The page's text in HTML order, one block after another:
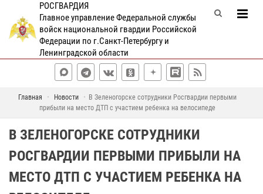
РОСГВАРДИЯ
Главное управление Федеральной службы
войск национальной гвардии Российской
Федерации по г.Санкт-Петербургу и
Ленинградской области
Главная Новости
В Зеленогорске сотрудники Росгвардии первыми
прибыли на место ДТП с участием ребенка на велосипеде
В ЗЕЛЕНОГОРСКЕ СОТРУДНИКИ
РОСГВАРДИИ ПЕРВЫМИ ПРИБЫЛИ НА
МЕСТО ДТП С УЧАСТИЕМ РЕБЕНКА НА